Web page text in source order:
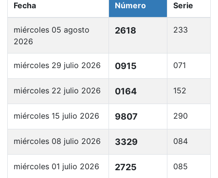
Fecha Número Serie
miércoles 05 agosto
2026
2618 233
miércoles 29 julio 2026 0915 071
miércoles 22 julio 2026 0164 152
miércoles 15 julio 2026 9807 290
miércoles 08 julio 2026 3329 084
miércoles 01 julio 2026 2725 085